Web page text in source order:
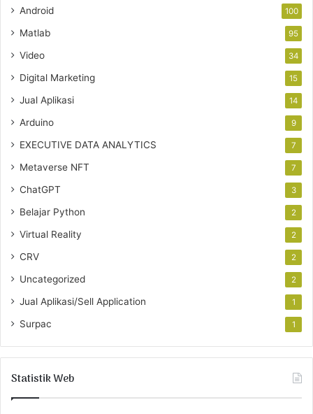
Android 100
Matlab 95
Video 34
Digital Marketing 15
Jual Aplikasi 14
Arduino 9
EXECUTIVE DATA ANALYTICS 7
Metaverse NFT 7
ChatGPT 3
Belajar Python 2
Virtual Reality 2
CRV 2
Uncategorized 2
Jual Aplikasi/Sell Application 1
Surpac 1
Statistik Web